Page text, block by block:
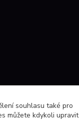
souhlasu také pro
můžete kdykoli upravit